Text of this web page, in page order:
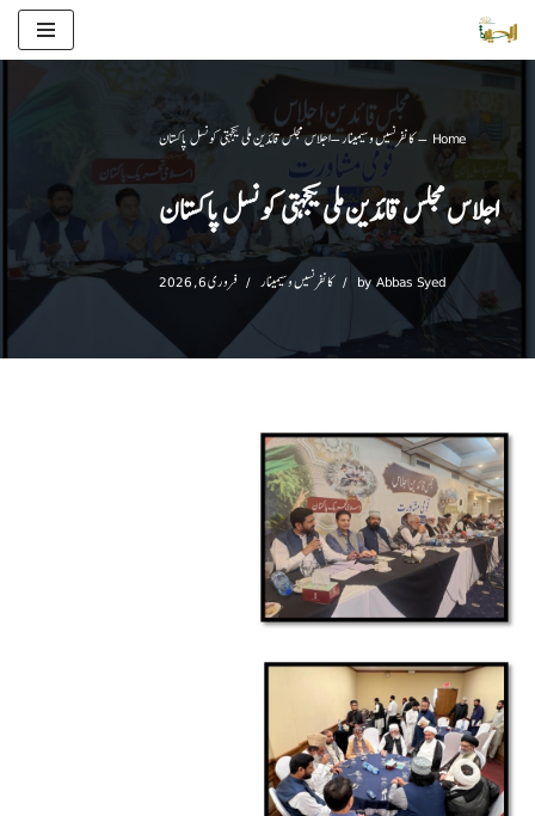
Skip
content
Home
–کانفرنسیں و سیمینار–اجلاس مجلس قائدین ملی یکجہتی کونسل پاکستان
اجلاس مجلس قائدین ملی یکجہتی کونسل پاکستان
byAbbas Syed کانفرنسیں و سیمینار فروری 6, 2026